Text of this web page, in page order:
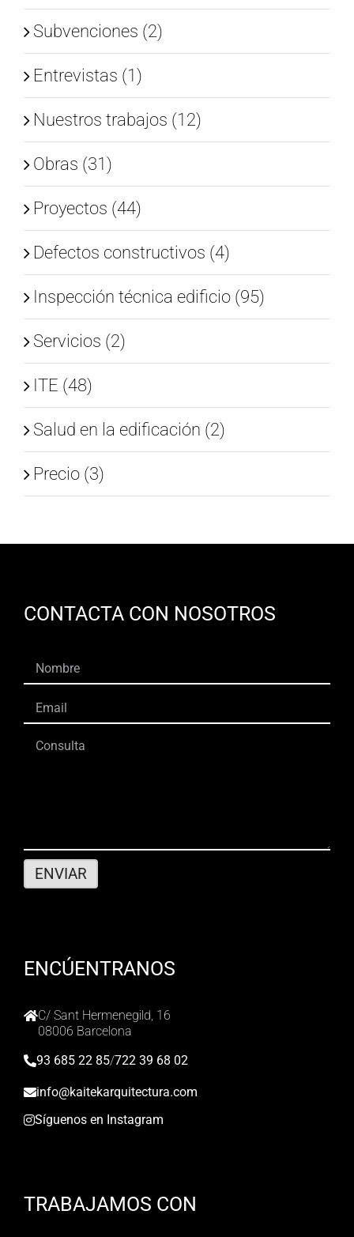
Subvenciones (2)
Entrevistas (1)
Nuestros trabajos (12)
Obras (31)
Proyectos (44)
Defectos constructivos (4)
Inspección técnica edificio (95)
Servicios (2)
ITE (48)
Salud en la edificación (2)
Precio (3)
CONTACTA CON NOSOTROS
ENCÚENTRANOS
C/ Sant Hermenegild, 16
08006 Barcelona
93 685 22 85/722 39 68 02
info@kaitekarquitectura.com
Síguenos en Instagram
TRABAJAMOS CON